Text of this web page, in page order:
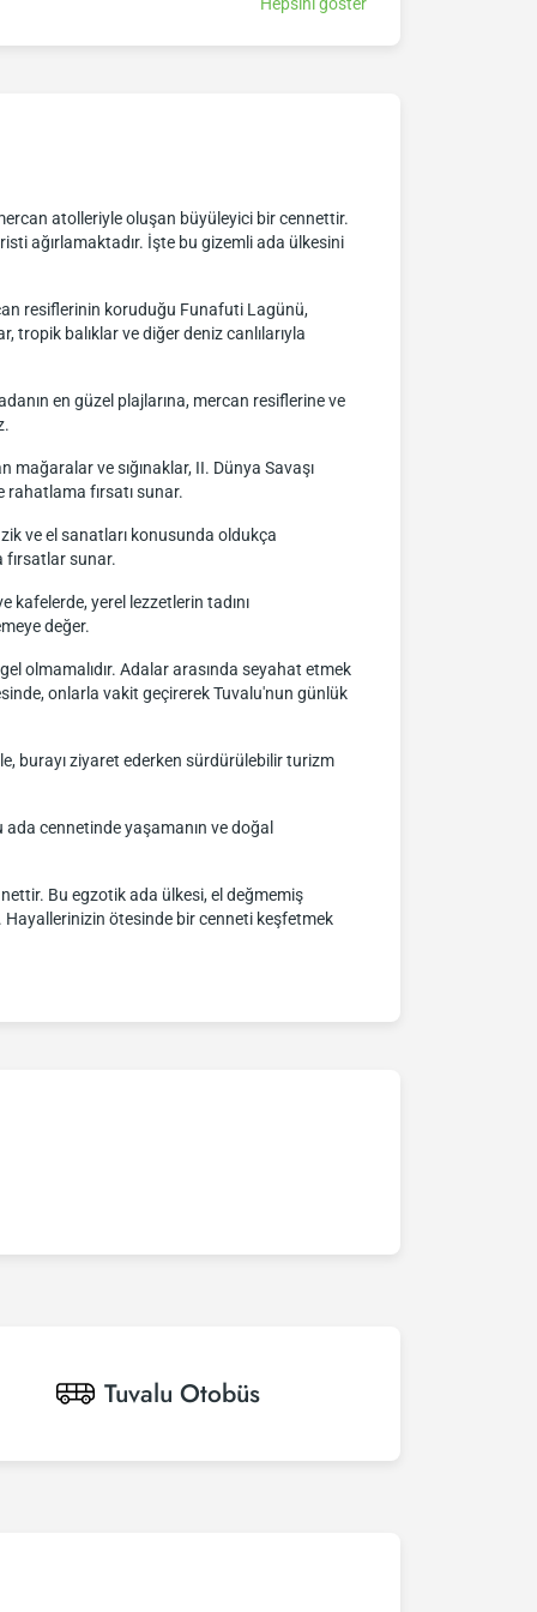
atolleriyle oluşan büyüleyici bir cennettir.
ağırlamaktadır. İşte bu gizemli ada ülkesini
resiflerinin koruduğu Funafuti Lagünü,
tropik balıklar ve diğer deniz canlılarıyla
en güzel plajlarına, mercan resiflerine ve
ve sığınaklar, II. Dünya Savaşı
fırsatı sunar.
ve el sanatları konusunda oldukça
fırsatlar sunar.
yerel lezzetlerin tadını
değer.
olmamalıdır. Adalar arasında seyahat etmek
onlarla vakit geçirerek Tuvalu'nun günlük
burayı ziyaret ederken sürdürülebilir turizm
cennetinde yaşamanın ve doğal
Bu egzotik ada ülkesi, el değmemiş
ötesinde bir cenneti keşfetmek
Tuvalu Otobüs